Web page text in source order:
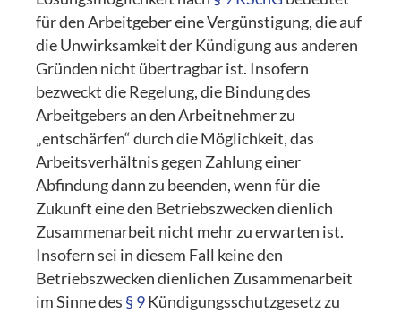
für den Arbeitgeber eine Vergünstigung, die auf
die Unwirksamkeit der Kündigung aus anderen
Gründen nicht übertragbar ist. Insofern
bezweckt die Regelung, die Bindung des
Arbeitgebers an den Arbeitnehmer zu
„entschärfen“ durch die Möglichkeit, das
Arbeitsverhältnis gegen Zahlung einer
Abfindung dann zu beenden, wenn für die
Zukunft eine den Betriebszwecken dienlich
Zusammenarbeit nicht mehr zu erwarten ist.
Insofern sei in diesem Fall keine den
Betriebszwecken dienlichen Zusammenarbeit
im Sinne des § 9Kündigungsschutzgesetz zu